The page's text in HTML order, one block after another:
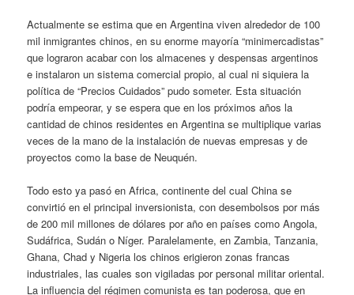
Actualmente se estima que en Argentina viven alrededor de 100
mil inmigrantes chinos, en su enorme mayoría “minimercadistas”
que lograron acabar con los almacenes y despensas argentinos
e instalaron un sistema comercial propio, al cual ni siquiera la
política de “Precios Cuidados” pudo someter. Esta situación
podría empeorar, y se espera que en los próximos años la
cantidad de chinos residentes en Argentina se multiplique varias
veces de la mano de la instalación de nuevas empresas y de
proyectos como la base de Neuquén.
Todo esto ya pasó en Africa, continente del cual China se
convirtió en el principal inversionista, con desembolsos por más
de 200 mil millones de dólares por año en países como Angola,
Sudáfrica, Sudán o Níger. Paralelamente, en Zambia, Tanzania,
Ghana, Chad y Nigeria los chinos erigieron zonas francas
industriales, las cuales son vigiladas por personal militar oriental.
La influencia del régimen comunista es tan poderosa, que en